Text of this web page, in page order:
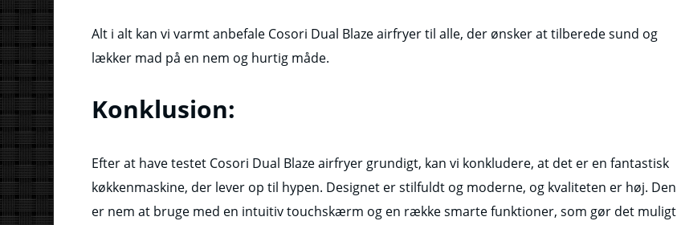
Alt i alt kan vi varmt anbefale Cosori Dual Blaze airfryer til alle, der ønsker at tilberede sund og
lækker mad på en nem og hurtig måde.
Konklusion:
Efter at have testet Cosori Dual Blaze airfryer grundigt, kan vi konkludere, at det er en fantastisk
køkkenmaskine, der lever op til hypen. Designet er stilfuldt og moderne, og kvaliteten er høj. Den
er nem at bruge med en intuitiv touchskærm og en række smarte funktioner, som gør det muligt